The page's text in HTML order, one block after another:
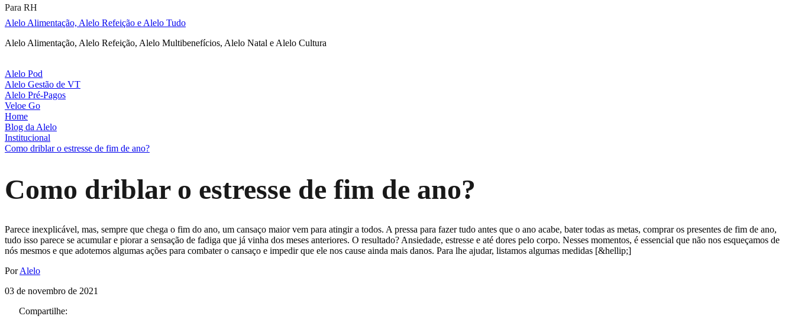
Para RH
Alelo Alimentação, Alelo Refeição e Alelo Tudo
Alelo Alimentação, Alelo Refeição, Alelo Multibenefícios, Alelo Natal e Alelo Cultura
Alelo Pod
Alelo Gestão de VT
Alelo Pré-Pagos
Veloe Go
Home
Blog da Alelo
Institucional
Como driblar o estresse de fim de ano?
Como driblar o estresse de fim de ano?
Parece inexplicável, mas, sempre que chega o fim do ano, um cansaço maior vem para atingir a todos. A pressa para fazer tudo antes que o ano acabe, bater todas as metas, comprar os presentes de fim de ano,
tudo isso parece se acumular e piorar a sensação de fadiga que já vinha dos meses anteriores. O resultado? Ansiedade, estresse e até dores pelo corpo. Nesses momentos, é essencial que não nos esqueçamos de
nós mesmos e que adotemos algumas ações para combater o cansaço e impedir que ele nos cause ainda mais danos. Para lhe ajudar, listamos algumas medidas [&hellip;]
PorAlelo
03 de novembro de 2021
Compartilhe: